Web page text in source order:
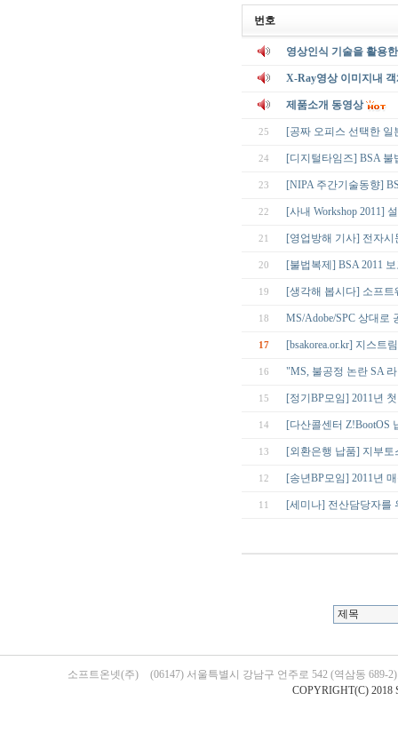
번호
영상인식 기술을 활용
X-Ray영상 이미지내
제품소개 동영상
25 [공짜 오피스 선택한
24 [디지털타임즈] BSA
23 [NIPA 주간기술동향]
22 [사내 Workshop 2011]
21 [영업방해 기사] 전자시
20 [불법복제] BSA 2011
19 [생각해 봅시다] 소프
18 MS/Adobe/SPC 상대로
17 [bsakorea.or.kr] 지스트
16 "MS, 불공정 논란 SA
15 [정기BP모임] 2011년
14 [다산콜센터 Z!BootOS
13 [외환은행 납품] 지부
12 [송년BP모임] 2011년
11 [세미나] 전산담당자를
소프트온넷(주)
(06147) 서울특별시 강남구 언주로 542 (역삼동 689-
COPYRIGHT(C) 2018